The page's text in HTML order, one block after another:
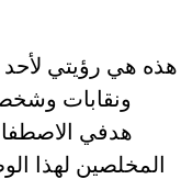
هذه هي رؤيتي
ونقابات
هدفي
المخلصين لهذا